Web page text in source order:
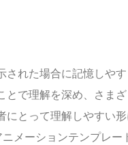
れた場合に記憶しや
で理解を深め、さま
とって理解しやすい
メーションテンプレ